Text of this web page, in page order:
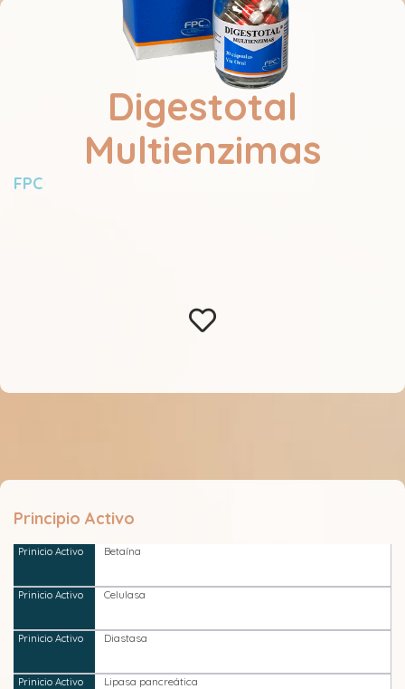
Digestotal
Multienzimas
FPC
Principio Activo
Betaína
Celulasa
Diastasa
Lipasa pancreática